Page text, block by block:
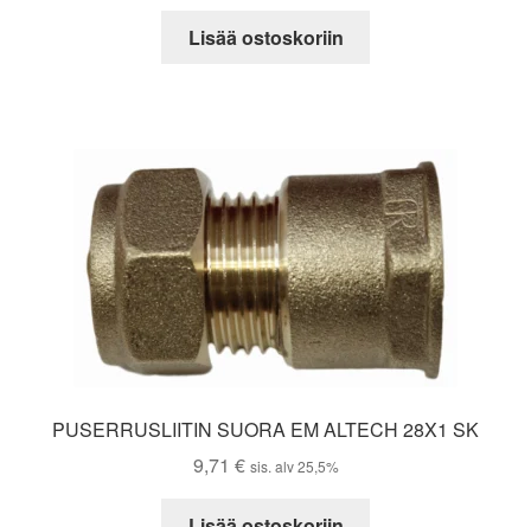
Lisää ostoskoriin
PUSERRUSLIITIN SUORA EM ALTECH 28X1 SK
9,71 € sis. alv 25,5%